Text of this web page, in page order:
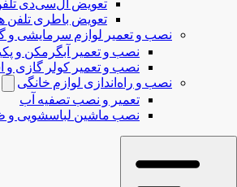
تعویض ال‌سی‌دی
تعویض باطری تلفن
نصب و تعمیر لوازم سرمایشی و
نصب و تعمیر آبگرمکن و
نصب و تعمیر کولر گازی و
نصب و راه‌اندازی لوازم خانگی
تعمیر و نصب تصفیه آب
نصب ماشین لباسشویی و